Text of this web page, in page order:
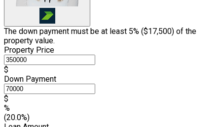
The down payment must be at least 5% ($17,500) of the
property value.
Property Price
$
Down Payment
$
%
(20.0%)